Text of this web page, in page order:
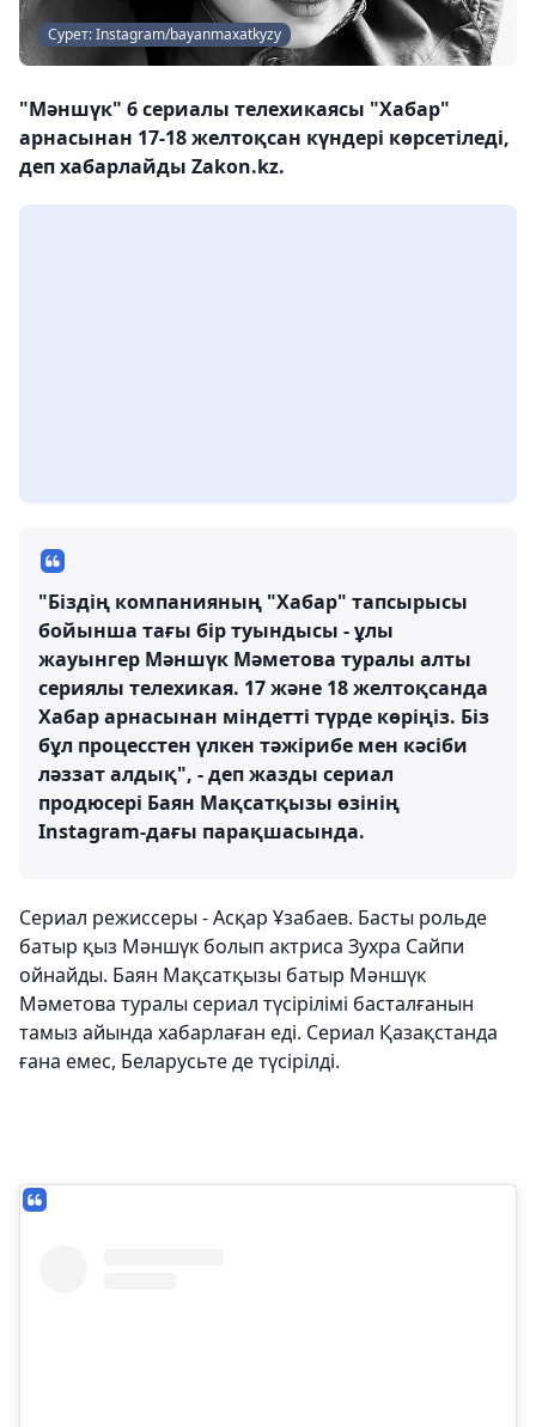
Сурет: Instagram/bayanmaxatkyzy
"Мәншүк" 6 сериалы телехикаясы "Хабар"
арнасынан 17-18 желтоқсан күндері көрсетіледі,
деп хабарлайды Zakon.kz.
"Біздің компанияның "Хабар" тапсырысы
бойынша тағы бір туындысы - ұлы
жауынгер Мәншүк Мәметова туралы алты
сериялы телехикая. 17 және 18 желтоқсанда
Хабар арнасынан міндетті түрде көріңіз. Біз
бұл процесстен үлкен тәжірибе мен кәсіби
ләззат алдық", - деп жазды сериал
продюсері Баян Мақсатқызы өзінің
Instagram-дағы парақшасында.
Сериал режиссеры - Асқар Ұзабаев. Басты рольде
батыр қыз Мәншүк болып актриса Зухра Сайпи
ойнайды. Баян Мақсатқызы батыр Мәншүк
Мәметова туралы сериал түсірілімі басталғанын
тамыз айында хабарлаған еді. Сериал Қазақстанда
ғана емес, Беларусьте де түсірілді.